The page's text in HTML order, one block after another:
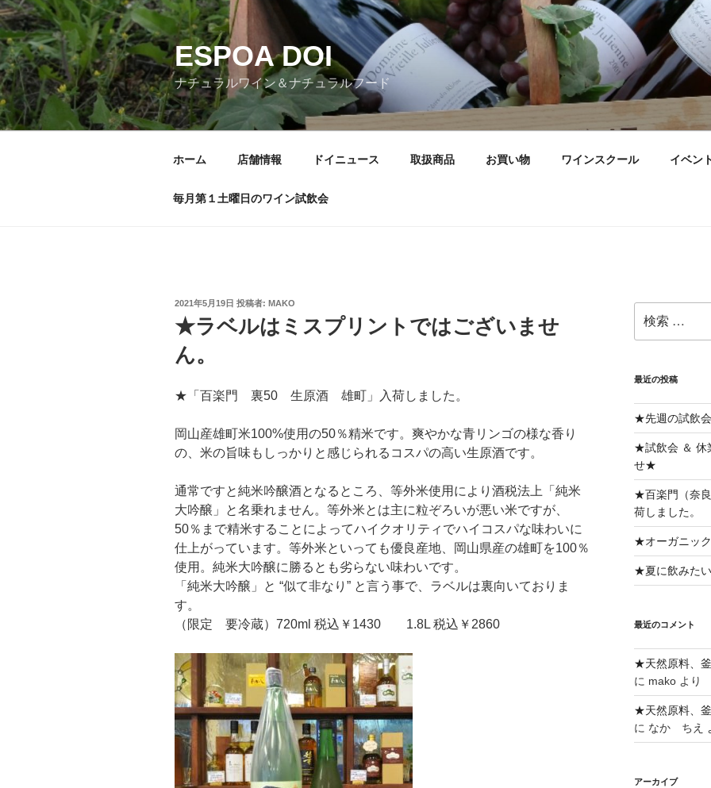
コ
ン
テ
ン
ツ
へ
ス
ESPOA DOI
ナチュラルワイン＆ナチュラルフード
ホーム 店舗情報 ドイニュース 取扱商品 お買い物 ワインスクール イベン
毎月第１土曜日のワイン試飲会
投
日:
2021年5月19日 投稿者: MAKO
★ラベルはミスプリントではございませ
ん。
★「百楽門 裏50 生原酒 雄町」入荷しました。
岡山産雄町米100%使用の50％精米です。爽やかな青リンゴの様な香り
の、米の旨味もしっかりと感じられるコスパの高い生原酒です。
通常ですと純米吟醸酒となるところ、等外米使用により酒税法上「純米
大吟醸」と名乗れません。等外米とは主に粒ぞろいが悪い米ですが、
50％まで精米することによってハイクオリティでハイコスパな味わいに
仕上がっています。等外米といっても優良産地、岡山県産の雄町を100％
使用。純米大吟醸に勝るとも劣らない味わいです。
「純米大吟醸」と “似て非なり” と言う事で、ラベルは裏向いておりま
す。
（限定 要冷蔵）720ml 税込￥1430 1.8L 税込￥2860
索:
最近の投稿
★先週の試飲
★試飲会 ＆ 休
せ★
★百楽門（奈
荷しました。
★オーガニッ
★夏に飲みた
最近のコメント
★天然原料、
に makoより
★天然原料、
に なか ちえ
アーカイブ